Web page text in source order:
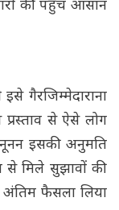
की पहुंच आसान
गैरजिम्मेदाराना
प्रस्ताव से ऐसे लोग
इसकी अनुमति
से मिले सुझावों की
फैसला लिया